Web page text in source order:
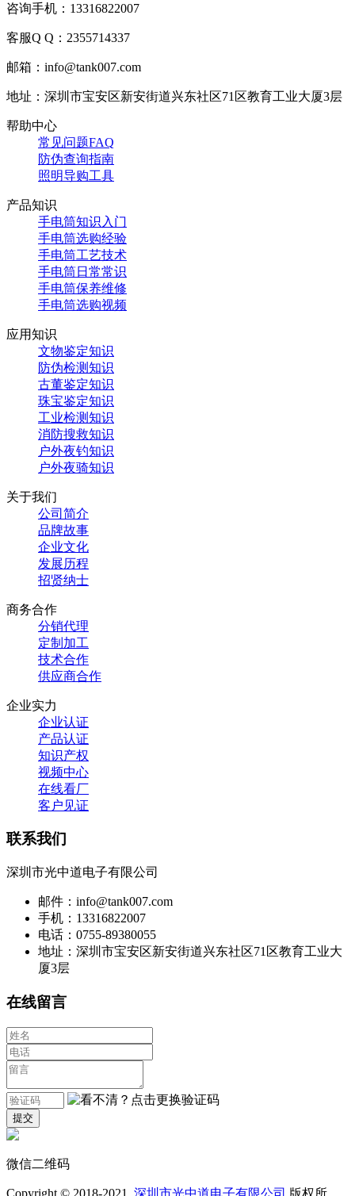
咨询手机：13316822007
客服Q Q：2355714337
邮箱：info@tank007.com
地址：深圳市宝安区新安街道兴东社区71区教育工业大厦3层
帮助中心
常见问题FAQ
防伪查询指南
照明导购工具
产品知识
手电筒知识入门
手电筒选购经验
手电筒工艺技术
手电筒日常常识
手电筒保养维修
手电筒选购视频
应用知识
文物鉴定知识
防伪检测知识
古董鉴定知识
珠宝鉴定知识
工业检测知识
消防搜救知识
户外夜钓知识
户外夜骑知识
关于我们
公司简介
品牌故事
企业文化
发展历程
招贤纳士
商务合作
分销代理
定制加工
技术合作
供应商合作
企业实力
企业认证
产品认证
知识产权
视频中心
在线看厂
客户见证
联系我们
深圳市光中道电子有限公司
邮件：info@tank007.com
手机：13316822007
电话：0755-89380055
地址：深圳市宝安区新安街道兴东社区71区教育工业大
厦3层
在线留言
微信二维码